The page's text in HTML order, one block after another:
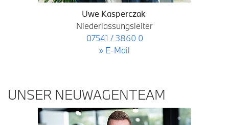
Uwe Kasperczak
Niederlassungsleiter
07541 / 3860 0
» E-Mail
UNSER NEUWAGENTEAM